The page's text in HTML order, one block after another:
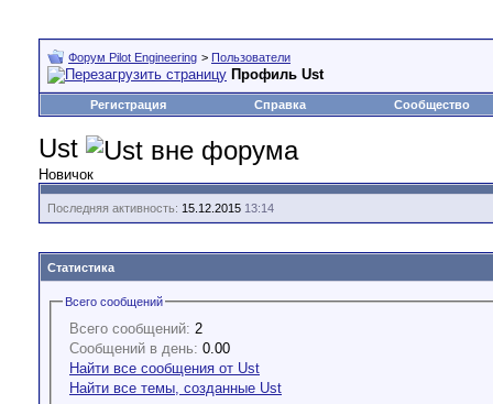
Форум Pilot Engineering > Пользователи
Профиль Ust
Регистрация Справка Сообщество
Ust
Новичок
Последняя активность: 15.12.2015 13:14
Статистика
Всего сообщений
Всего сообщений: 2
Сообщений в день: 0.00
Найти все сообщения от Ust
Найти все темы, созданные Ust